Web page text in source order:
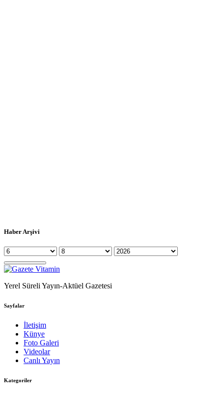
Haber Arşivi
Yerel Süreli Yayın-Aktüel Gazetesi
Sayfalar
İletişim
Künye
Foto Galeri
Videolar
Canlı Yayın
Kategoriler